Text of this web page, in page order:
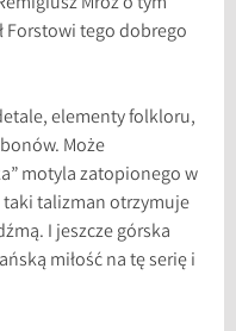
Forstowi tego dobrego
elementy folkloru,
Może
motyla zatopionego w
talizman otrzymuje
I jeszcze górska
miłość na tę serię i